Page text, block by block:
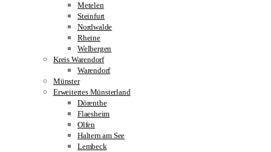
Metelen
Steinfurt
Nordwalde
Rheine
Welbergen
Kreis Warendorf
Warendorf
Münster
Erweitertes Münsterland
Dörenthe
Flaesheim
Olfen
Haltern am See
Lembeck